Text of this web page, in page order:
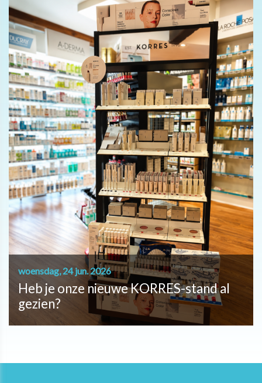
woensdag, 24 jun. 2026
Heb je onze nieuwe KORRES-stand al
gezien?